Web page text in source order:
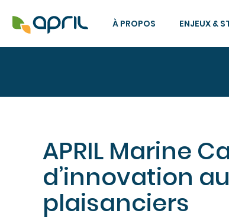
À PROPOS ENJEUX &
APRIL Marine
d’innovation
plaisanciers